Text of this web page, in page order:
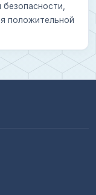
положительной